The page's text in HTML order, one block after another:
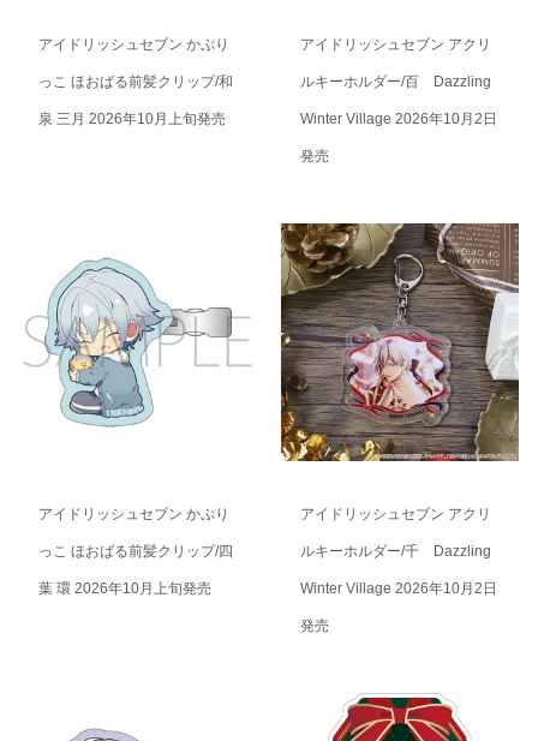
アイドリッシュセブン かぷり
っこ ほおばる前髪クリップ/和
泉 三月 2026年10月上旬発売
アイドリッシュセブン アクリ
ルキーホルダー/百 Dazzling
Winter Village 2026年10月2日
発売
アイドリッシュセブン かぷり
っこ ほおばる前髪クリップ/四
葉 環 2026年10月上旬発売
アイドリッシュセブン アクリ
ルキーホルダー/千 Dazzling
Winter Village 2026年10月2日
発売